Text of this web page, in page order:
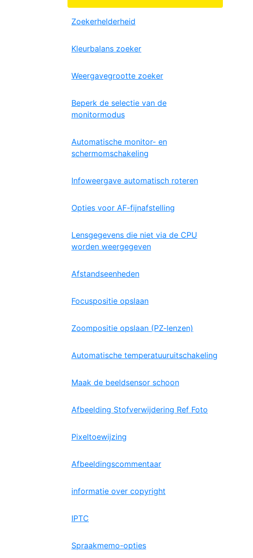
Zoekerhelderheid
Kleurbalans zoeker
Weergavegrootte zoeker
Beperk de selectie van de
monitormodus
Automatische monitor- en
schermomschakeling
Infoweergave automatisch roteren
Opties voor AF-fijnafstelling
Lensgegevens die niet via de CPU
worden weergegeven
Afstandseenheden
Focuspositie opslaan
Zoompositie opslaan (PZ-lenzen)
Automatische temperatuuruitschakeling
Maak de beeldsensor schoon
Afbeelding Stofverwijdering Ref Foto
Pixeltoewijzing
Afbeeldingscommentaar
informatie over copyright
IPTC
Spraakmemo-opties